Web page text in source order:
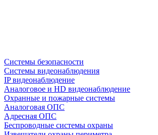
Системы безопасности
Системы видеонаблюдения
IP видеонаблюдение
Аналоговое и HD видеонаблюдение
Охранные и пожарные системы
Аналоговая ОПС
Адресная ОПС
Беспроводные системы охраны